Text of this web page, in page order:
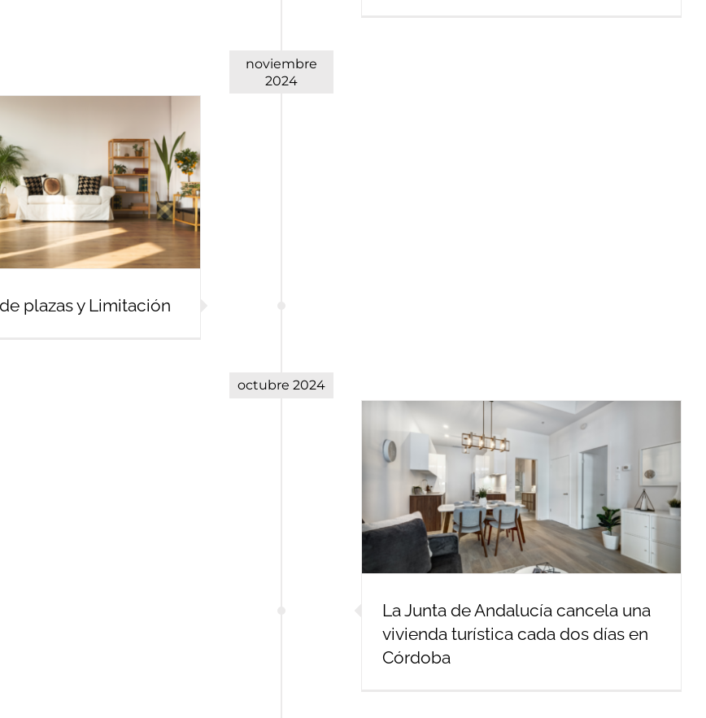
noviembre
2024
plazas y Limitación
octubre 2024
La Junta de Andalucía cancela una vivienda
turística cada dos días en Córdoba
La Junta de Andalucía cancela una
vivienda turística cada dos días en
Córdoba